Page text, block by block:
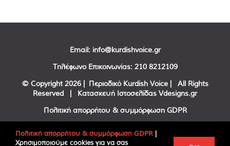
Email: info@kurdishvoice.gr
Τηλέφωνο Επικοινωνίας: 210 8212109
© Copyright 2026 | Περιοδικό Kurdish Voice | All Rights
Reserved | Κατασκευή Ιστοσελίδας Vdesigns.gr
Πολιτική απορρήτου & συμμόρφωση GDPR
Πολιτική απορρήτου & συμμόρφωση GDPR |
Χρησιμοποιούμε cookies για να σας